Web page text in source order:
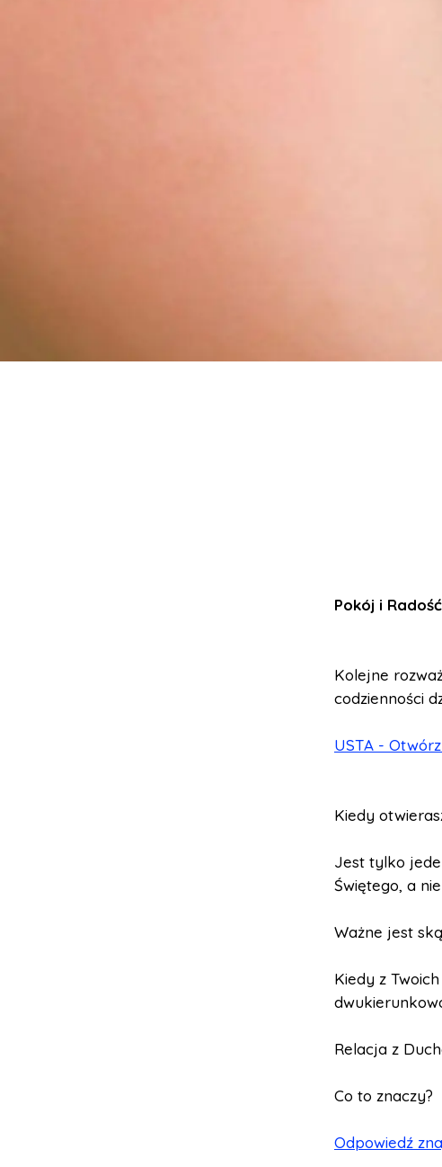
Pokój i Radość
Kolejne
codzienności
USTA -
Kiedy
Jest tylko
Świętego, a nie
Ważne jest
Kiedy z
Relacja z
Co to znaczy?
Odpowiedź